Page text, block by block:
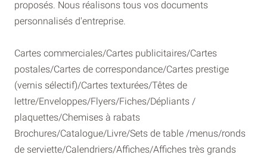
proposés. Nous réalisons tous vos documents
personnalisés d'entreprise.
Cartes commerciales/Cartes publicitaires/Cartes
postales/Cartes de correspondance/Cartes prestige
(vernis sélectif)/Cartes texturées/Têtes de
lettre/Enveloppes/Flyers/Fiches/Dépliants /
plaquettes/Chemises à rabats
Brochures/Catalogue/Livre/Sets de table /menus/ronds
de serviette/Calendriers/Affiches/Affiches très grands